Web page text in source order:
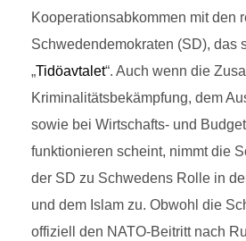
Kooperationsabkommen mit den
Schwedendemokraten (SD), das
„Tidöavtalet“. Auch wenn die
Kriminalitätsbekämpfung, dem
sowie bei Wirtschafts- und
funktionieren scheint, nimmt die
der SD zu Schwedens Rolle in
und dem Islam zu. Obwohl die
offiziell den NATO-Beitritt nach